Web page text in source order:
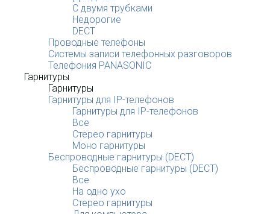
С двумя трубками
Недорогие
DECT
Проводные телефоны
Системы записи телефонных разговоров
Телефония PANASONIC
Гарнитуры
Гарнитуры
Гарнитуры для IP-телефонов
Гарнитуры для IP-телефонов
Все
Стерео гарнитуры
Моно гарнитуры
Беспроводные гарнитуры (DECT)
Беспроводные гарнитуры (DECT)
Все
На одно ухо
Стерео гарнитуры